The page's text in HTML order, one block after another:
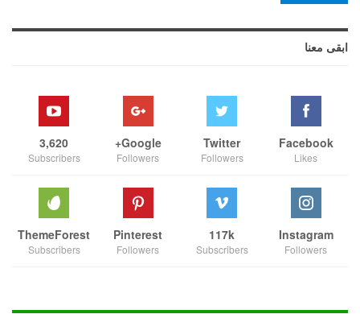
ابقى معنا
Facebook
Likes
Twitter
Followers
Google+
Followers
3,620
Subscribers
Instagram
Followers
117k
Subscribers
Pinterest
Followers
ThemeForest
Subscribers